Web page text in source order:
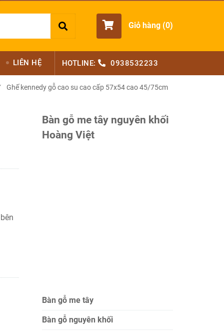
Giỏ hàng (0)
LIÊN HỆ HOTLINE: 0938532233
Ghế kennedy gỗ cao su cao cấp 57x54 cao 45/75cm
Bàn gỗ me tây nguyên khối
Hoàng Việt
Bàn gỗ me tây
Bàn gỗ nguyên khối